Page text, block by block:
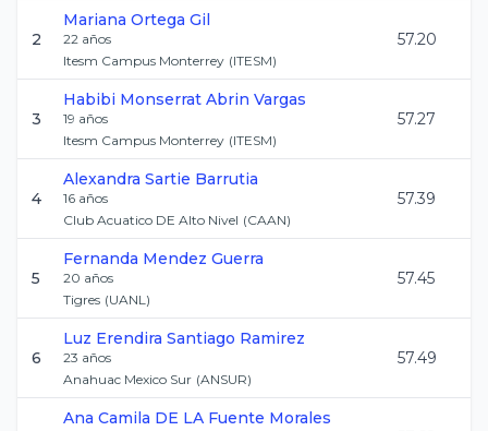
2
Mariana Ortega Gil
22 años
Itesm Campus Monterrey (ITESM)
57.20
3
Habibi Monserrat Abrin Vargas
19 años
Itesm Campus Monterrey (ITESM)
57.27
4
Alexandra Sartie Barrutia
16 años
Club Acuatico DE Alto Nivel (CAAN)
57.39
5
Fernanda Mendez Guerra
20 años
Tigres (UANL)
57.45
6
Luz Erendira Santiago Ramirez
23 años
Anahuac Mexico Sur (ANSUR)
57.49
Ana Camila DE LA Fuente Morales